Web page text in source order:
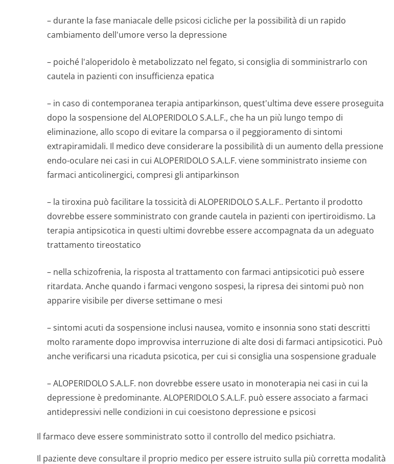
– durante la fase maniacale delle psicosi cicliche per la possibilità di un rapido
cambiamento dell'umore verso la depressione
– poiché l'aloperidolo è metabolizzato nel fegato, si consiglia di somministrarlo con
cautela in pazienti con insufficienza epatica
– in caso di contemporanea terapia antiparkinson, quest'ultima deve essere proseguita
dopo la sospensione del ALOPERIDOLO S.A.L.F., che ha un più lungo tempo di
eliminazione, allo scopo di evitare la comparsa o il peggioramento di sintomi
extrapiramidali. Il medico deve considerare la possibilità di un aumento della pressione
endo-oculare nei casi in cui ALOPERIDOLO S.A.L.F. viene somministrato insieme con
farmaci anticolinergici, compresi gli antiparkinson
– la tiroxina può facilitare la tossicità di ALOPERIDOLO S.A.L.F.. Pertanto il prodotto
dovrebbe essere somministrato con grande cautela in pazienti con ipertiroidismo. La
terapia antipsicotica in questi ultimi dovrebbe essere accompagnata da un adeguato
trattamento tireostatico
– nella schizofrenia, la risposta al trattamento con farmaci antipsicotici può essere
ritardata. Anche quando i farmaci vengono sospesi, la ripresa dei sintomi può non
apparire visibile per diverse settimane o mesi
– sintomi acuti da sospensione inclusi nausea, vomito e insonnia sono stati descritti
molto raramente dopo improvvisa interruzione di alte dosi di farmaci antipsicotici. Può
anche verificarsi una ricaduta psicotica, per cui si consiglia una sospensione graduale
– ALOPERIDOLO S.A.L.F. non dovrebbe essere usato in monoterapia nei casi in cui la
depressione è predominante. ALOPERIDOLO S.A.L.F. può essere associato a farmaci
antidepressivi nelle condizioni in cui coesistono depressione e psicosi
Il farmaco deve essere somministrato sotto il controllo del medico psichiatra.
Il paziente deve consultare il proprio medico per essere istruito sulla più corretta modalità